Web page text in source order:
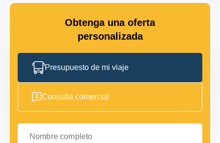
Obtenga una oferta
personalizada
Presupuesto de mi viaje
Consulta comercial
Nombre completo